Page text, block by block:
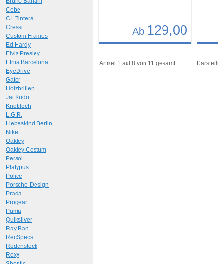
Ab 129,00
Art.-Nr.: 9411 Art.-
Artikel 1 auf 8 von 11 gesamt
Cebe
CL Tinters
Cressi
Custom Frames
Ed Hardy
Elvis Presley
Etnia Barcelona
EyeDrive
Gator
Holzbrillen
Jai Kudo
Knobloch
L.G.R.
Liebeskind Berlin
Nike
Oakley
Oakley Costum
Persol
Platypus
Police
Porsche-Design
Prada
Progear
Puma
Quiksilver
Ray Ban
RecSpecs
Rodenstock
Roxy